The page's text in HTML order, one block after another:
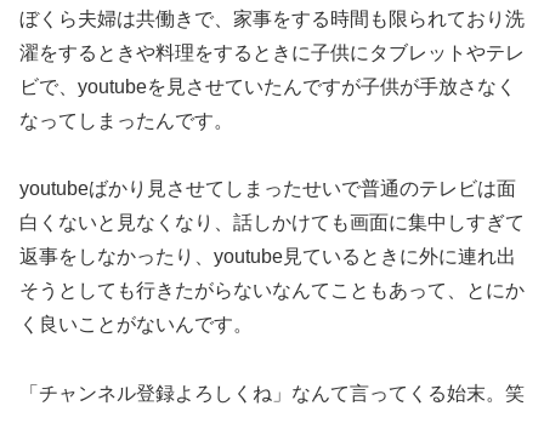
ぼくら夫婦は共働きで、家事をする時間も限られており洗
濯をするときや料理をするときに子供にタブレットやテレ
ビで、youtubeを見させていたんですが子供が手放さなく
なってしまったんです。
youtubeばかり見させてしまったせいで普通のテレビは面
白くないと見なくなり、話しかけても画面に集中しすぎて
返事をしなかったり、youtube見ているときに外に連れ出
そうとしても行きたがらないなんてこともあって、とにか
く良いことがないんです。
「チャンネル登録よろしくね」なんて言ってくる始末。笑